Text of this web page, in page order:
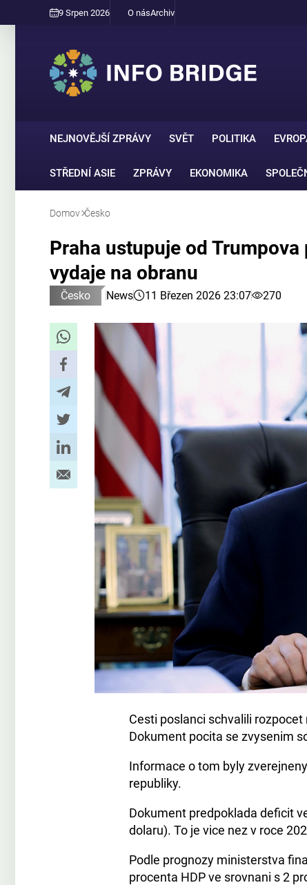
9 Srpen 2026 O násArchiv
NEJNOVĚJŠÍ ZPRÁVY SVĚT POLITIKA
STŘEDNÍ ASIE ZPRÁVY EKONOMIKA
Domov Česko
Praha ustupuje od
vydaje na obranu
Česko News 11 Březen 2026 23:07 270
Cesti poslanci schvalili
Dokument pocita se zvysenim
Informace o tom byly
republiky.
Dokument predpoklada deficit
dolaru). To je vice nez v roce
Podle prognozy ministerstva
procenta HDP ve srovnani s 2